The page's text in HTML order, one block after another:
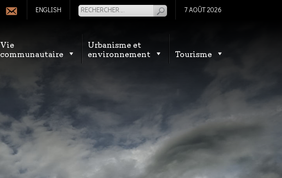
ENGLISH 7 AOÛT 2026
Vie
communautaire
Urbanisme et
environnement
Tourisme